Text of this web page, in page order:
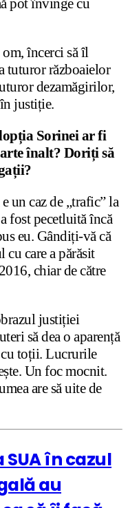
încerci să îl
tuturor războaielor
dezamăgirilor,
justiție.
Sorinei ar fi
înalt? Doriți să
un caz de „trafic” la
fost pecetluită încă
eu. Gândiți-vă că
care a părăsit
chiar de către
justiției
să dea o aparență
cu toții. Lucrurile
Un foc mocnit.
are să uite de
în cazul
au